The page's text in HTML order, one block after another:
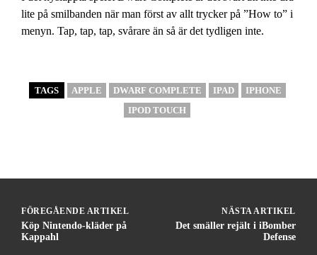
lite på smilbanden när man först av allt trycker på ”How to” i
menyn. Tap, tap, tap, svårare än så är det tydligen inte.
TAGS APPLE DWARF COMPLETE IPAD
IPHONE
IPOD TOUCH
FÖREGÅENDE ARTIKEL
Köp Nintendo-kläder på
Kappahl
NÄSTA ARTIKEL
Det smäller rejält i iBomber
Defense